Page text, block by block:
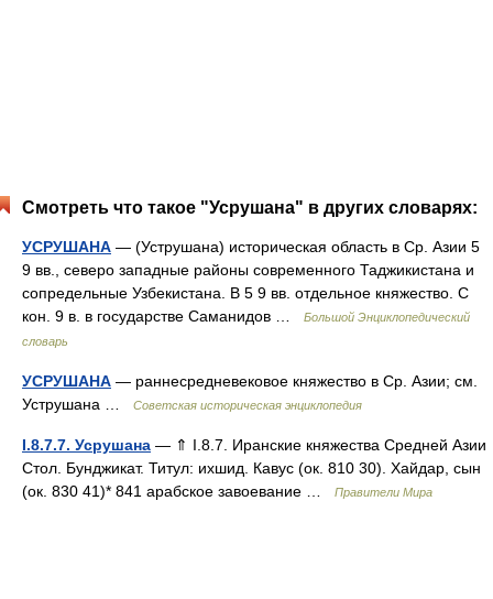
Смотреть что такое "Усрушана" в других словарях:
УСРУШАНА — (Уструшана) историческая область в Ср. Азии 5
9 вв., северо западные районы современного Таджикистана и
сопредельные Узбекистана. В 5 9 вв. отдельное княжество. С
кон. 9 в. в государстве Саманидов …
Большой Энциклопедический
словарь
УСРУШАНА — раннесредневековое княжество в Ср. Азии; см.
Уструшана …
Советская историческая энциклопедия
I.8.7.7. Усрушана — ⇑ I.8.7. Иранские княжества Средней Азии
Стол. Бунджикат. Титул: ихшид. Кавус (ок. 810 30). Хайдар, сын
(ок. 830 41)* 841 арабское завоевание …
Правители Мира